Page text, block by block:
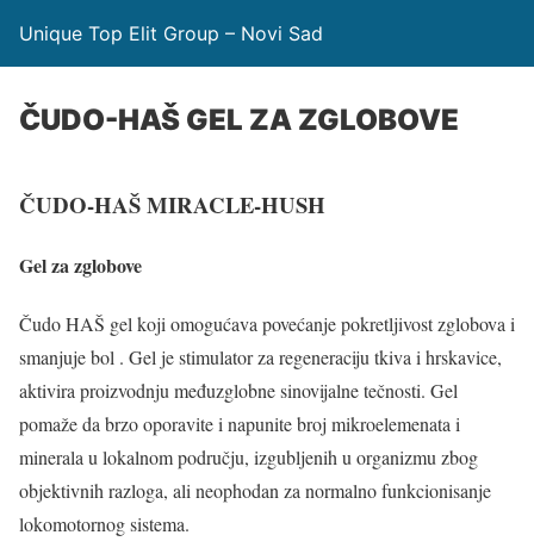
Unique Top Elit Group – Novi Sad
ČUDO-HAŠ GEL ZA ZGLOBOVE
ČUDO-HAŠ MIRACLE-HUSH
Gel za zglobove
Čudo HAŠ gel koji omogućava povećanje pokretljivost zglobova i
smanjuje bol . Gel je stimulator za regeneraciju tkiva i hrskavice,
aktivira proizvodnju međuzglobne sinovijalne tečnosti. Gel
pomaže da brzo oporavite i napunite broj mikroelemenata i
minerala u lokalnom području, izgubljenih u organizmu zbog
objektivnih razloga, ali neophodan za normalno funkcionisanje
lokomotornog sistema.